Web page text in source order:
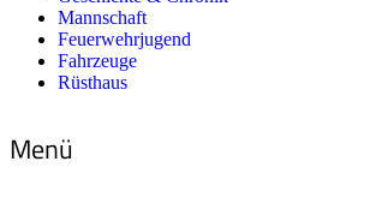
Mannschaft
Feuerwehrjugend
Fahrzeuge
Rüsthaus
Menü